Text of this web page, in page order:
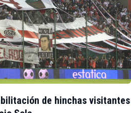
de hinchas visitantes